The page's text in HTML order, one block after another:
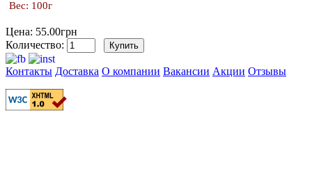
Вес: 100г
Цена: 55.00грн
Количество:
Контакты Доставка О компании Вакансии Акции Отзывы